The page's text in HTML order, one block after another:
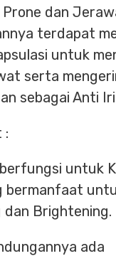
Prone dan
terdapat
untuk
serta
sebagai Anti
:
untuk
bermanfaat
dan Brightening.
ada